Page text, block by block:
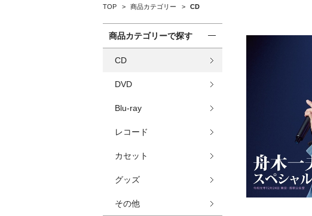
TOP > 商品カテゴリー > CD
商品カテゴリーで探す
CD
DVD
Blu-ray
レコード
カセット
グッズ
その他